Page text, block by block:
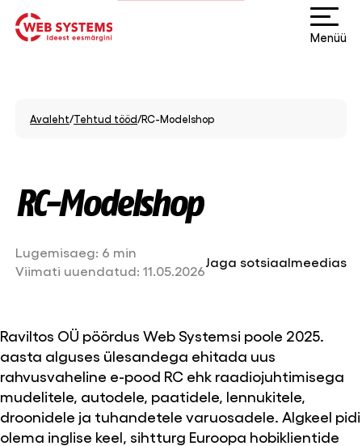
Menüü
Avaleht/Tehtud tööd/RC-Modelshop
RC-Modelshop
Lugemisaeg: 6 min
Viimati uuendatud: 11.05.2026
Jaga sotsiaalmeedias
Raviltos OÜ pöördus Web Systemsi poole 2025.
aasta alguses ülesandega ehitada uus
rahvusvaheline e-pood RC ehk raadiojuhtimisega
mudelitele, autodele, paatidele, lennukitele,
droonidele ja tuhandetele varuosadele. Algkeel pidi
olema inglise keel, sihtturg Euroopa hobiklientide